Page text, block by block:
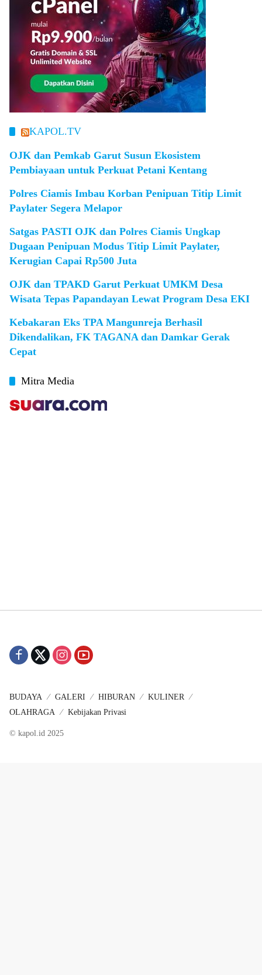
KAPOL.TV
OJK dan Pemkab Garut Susun Ekosistem
Pembiayaan untuk Perkuat Petani Kentang
Polres Ciamis Imbau Korban Penipuan Titip Limit
Paylater Segera Melapor
Satgas PASTI OJK dan Polres Ciamis Ungkap
Dugaan Penipuan Modus Titip Limit Paylater,
Kerugian Capai Rp500 Juta
OJK dan TPAKD Garut Perkuat UMKM Desa
Wisata Tepas Papandayan Lewat Program Desa EKI
Kebakaran Eks TPA Mangunreja Berhasil
Dikendalikan, FK TAGANA dan Damkar Gerak
Cepat
Mitra Media
BUDAYA GALERI HIBURAN
KULINER
OLAHRAGA
Kebijakan Privasi
© kapol.id 2025